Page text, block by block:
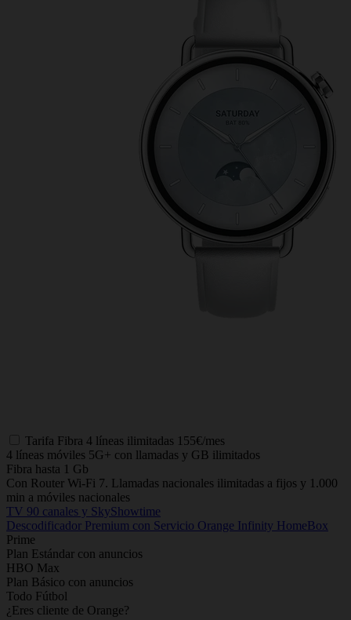
Tarifa Fibra 4 líneas ilimitadas 155€/mes
4 líneas móviles 5G+ con llamadas y GB ilimitados
Fibra hasta 1 Gb
Con Router Wi-Fi 7. Llamadas nacionales ilimitadas a fijos y 1.000
min a móviles nacionales
TV 90 canales y SkyShowtime
Descodificador Premium con Servicio Orange Infinity HomeBox
Prime
Plan Estándar con anuncios
HBO Max
Plan Básico con anuncios
Todo Fútbol
¿Eres cliente de Orange?